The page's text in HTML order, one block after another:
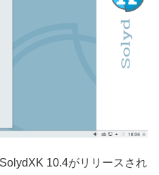
10.4がリリースされ